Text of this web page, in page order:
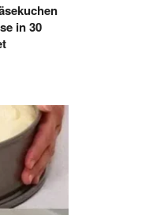
in 30